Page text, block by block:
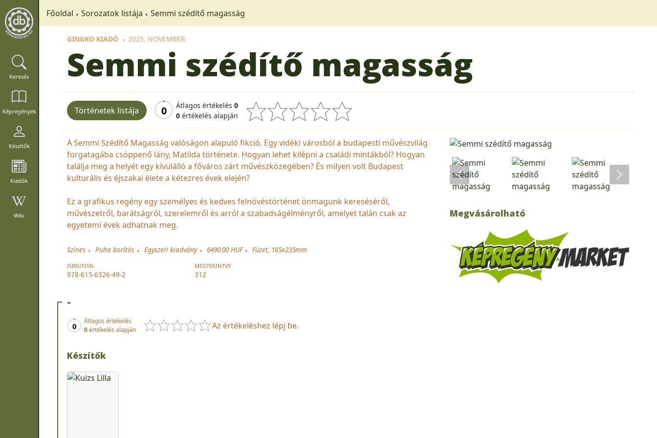
Keresés
Képregények
Készítők
Kiadók
Wiki
Főoldal Sorozatok listája Semmi szédítő magasság
GINGKO KIADÓ 2025. NOVEMBER
Semmi szédítő magasság
Történetek listája 0 Átlagos értékelés 0
0 értékelés alapján
A Semmi Szédítő Magasság valóságon alapuló fikció. Egy vidéki városból a budapesti művészvilág
forgatagába csöppenő lány, Matilda története. Hogyan lehet kilépni a családi mintákból? Hogyan
találja meg a helyét egy kívülálló a főváros zárt művészközegében? És milyen volt Budapest
kulturális és éjszakai élete a kétezres évek elején?
Ez a grafikus regény egy személyes és kedves felnövéstörténet önmagunk kereséséről,
művészetről, barátságról, szerelemről és arról a szabadságélményről, amelyet talán csak az
egyetemi évek adhatnak meg.
Színes Puha borítós Egyszeri kiadvány 6490.00 HUF Füzet, 165x235mm
ISBN/ISSN
978-615-6326-49-2
MEGTEKINTVE
312
-
0
Átlagos értékelés
0értékelés alapján Az értékeléshez lépj be.
Készítők
Megvásárolható